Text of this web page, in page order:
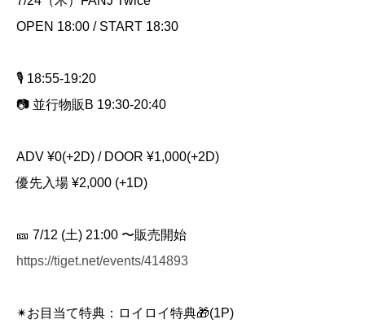
OPEN 18:00 / START 18:30
🎙️ 18:55-19:20
📷 並行物販B 19:30-20:40
ADV ¥0(+2D) / DOOR ¥1,000(+2D)
優先入場 ¥2,000 (+1D)
🎫 7/12 (土) 21:00 〜販売開始
https://tiget.net/events/414893
✴︎お目当て特典：ロイロイ特典🎁(1P)